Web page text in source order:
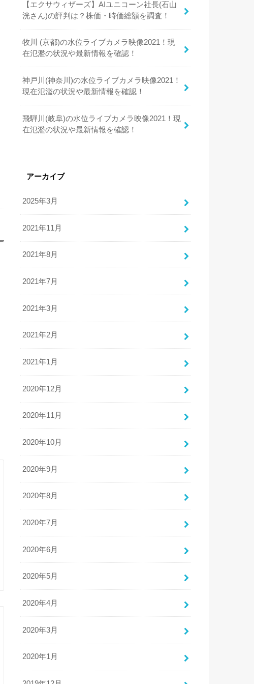
【エクサウィザーズ】AIユニコーン社長(石山
洸さん)の評判は？株価・時価総額を調査！
牧川 (京都)の水位ライブカメラ映像2021！現
在氾濫の状況や最新情報を確認！
神戸川(神奈川)の水位ライブカメラ映像2021！
現在氾濫の状況や最新情報を確認！
飛騨川(岐阜)の水位ライブカメラ映像2021！現
在氾濫の状況や最新情報を確認！
アーカイブ
2025年3月
2021年11月
2021年8月
2021年7月
2021年3月
2021年2月
2021年1月
2020年12月
2020年11月
2020年10月
2020年9月
2020年8月
2020年7月
2020年6月
2020年5月
2020年4月
2020年3月
2020年1月